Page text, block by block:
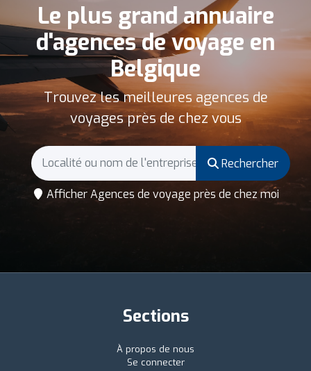
Le plus grand annuaire
d'agences de voyage en
Belgique
Trouvez les meilleures agences de
voyages près de chez vous
Rechercher
Afficher Agences de voyage près de chez moi
Sections
À propos de nous
Se connecter